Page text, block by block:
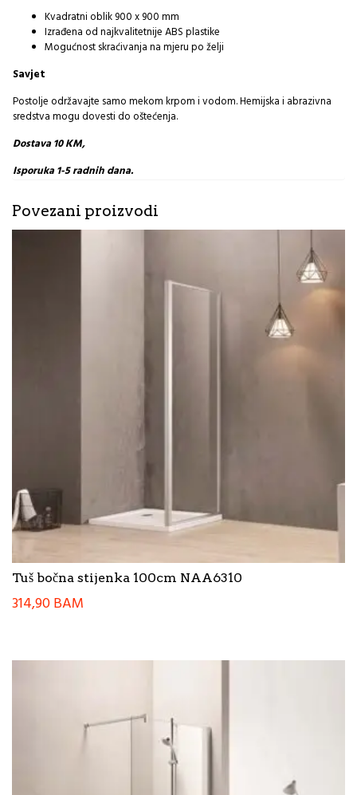
Kvadratni oblik 900 x 900 mm
Izrađena od najkvalitetnije ABS plastike
Mogućnost skraćivanja na mjeru po želji
Savjet
Postolje održavajte samo mekom krpom i vodom. Hemijska i abrazivna
sredstva mogu dovesti do oštećenja.
Dostava 10 KM,
Isporuka 1-5 radnih dana.
Povezani proizvodi
Tuš bočna stijenka 100cm NAA6310
314,90BAM